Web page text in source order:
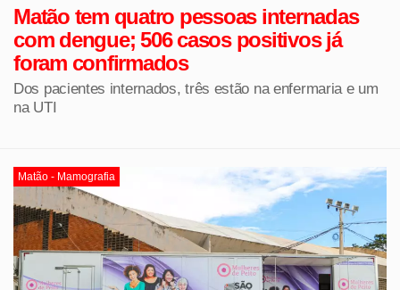
Matão tem quatro pessoas internadas
com dengue; 506 casos positivos já
foram confirmados
Dos pacientes internados, três estão na enfermaria e um
na UTI
Matão - Mamografia